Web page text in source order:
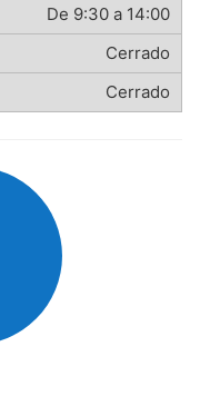
De 9:30 a 14:00
Cerrado
Cerrado